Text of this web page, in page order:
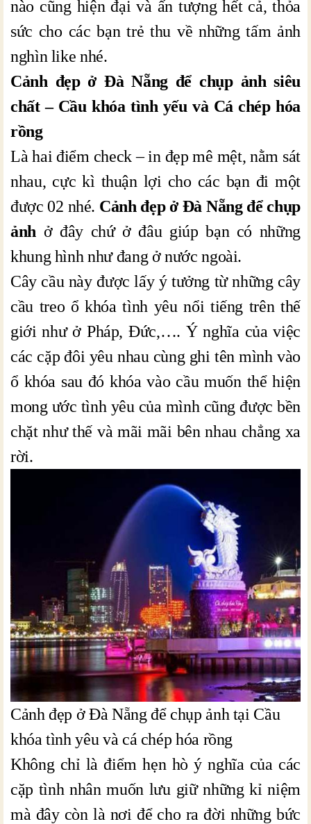
nào cũng hiện đại và ấn tượng hết cả, thỏa
sức cho các bạn trẻ thu về những tấm ảnh
nghìn like nhé.
Cảnh đẹp ở Đà Nẵng để chụp ảnh siêu
chất – Cầu khóa tình yếu và Cá chép hóa
rồng
Là hai điểm check – in đẹp mê mệt, nằm sát
nhau, cực kì thuận lợi cho các bạn đi một
được 02 nhé. Cảnh đẹp ở Đà Nẵng để chụp
ảnh ở đây chứ ở đâu giúp bạn có những
khung hình như đang ở nước ngoài.
Cây cầu này được lấy ý tưởng từ những cây
cầu treo ổ khóa tình yêu nổi tiếng trên thế
giới như ở Pháp, Đức,…. Ý nghĩa của việc
các cặp đôi yêu nhau cùng ghi tên mình vào
ổ khóa sau đó khóa vào cầu muốn thể hiện
mong ước tình yêu của mình cũng được bền
chặt như thế và mãi mãi bên nhau chẳng xa
rời.
Cảnh đẹp ở Đà Nẵng để chụp ảnh tại Cầu
khóa tình yêu và cá chép hóa rồng
Không chỉ là điểm hẹn hò ý nghĩa của các
cặp tình nhân muốn lưu giữ những kỉ niệm
mà đây còn là nơi để cho ra đời những bức